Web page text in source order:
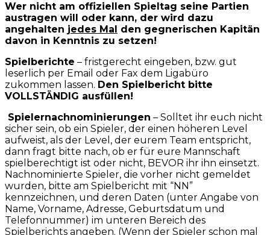
Wer nicht am offiziellen Spieltag seine Partien
austragen will oder kann, der wird dazu
angehalten jedes Mal
den gegnerischen Kapitän
davon in Kenntnis zu setzen!
Spielberichte – fristgerecht eingeben, bzw. gut
leserlich per Email oder Fax dem Ligabüro
zukommen lassen. Den Spielbericht bitte
VOLLSTÄNDIG ausfüllen!
Spielernachnominierungen – Solltet ihr euch nicht
sicher sein, ob ein Spieler, der einen höheren Level
aufweist, als der Level, der eurem Team entspricht,
dann fragt bitte nach, ob er für eure Mannschaft
spielberechtigt ist oder nicht, BEVOR ihr ihn einsetzt.
Nachnominierte Spieler, die vorher nicht gemeldet
wurden, bitte am Spielbericht mit “NN”
kennzeichnen, und deren Daten (unter Angabe von
Name, Vorname, Adresse, Geburtsdatum und
Telefonnummer) im unteren Bereich des
Spielberichts angeben. (Wenn der Spieler schon mal